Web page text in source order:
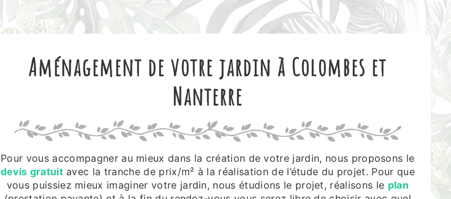
Aménagement de votre jardin à Colombes et
Nanterre
Pour vous accompagner au mieux dans la création de votre jardin, nous proposons le
devis gratuitavec la tranche de prix/m² à la réalisation de l’étude du projet. Pour que
vous puissiez mieux imaginer votre jardin, nous étudions le projet, réalisons le plan